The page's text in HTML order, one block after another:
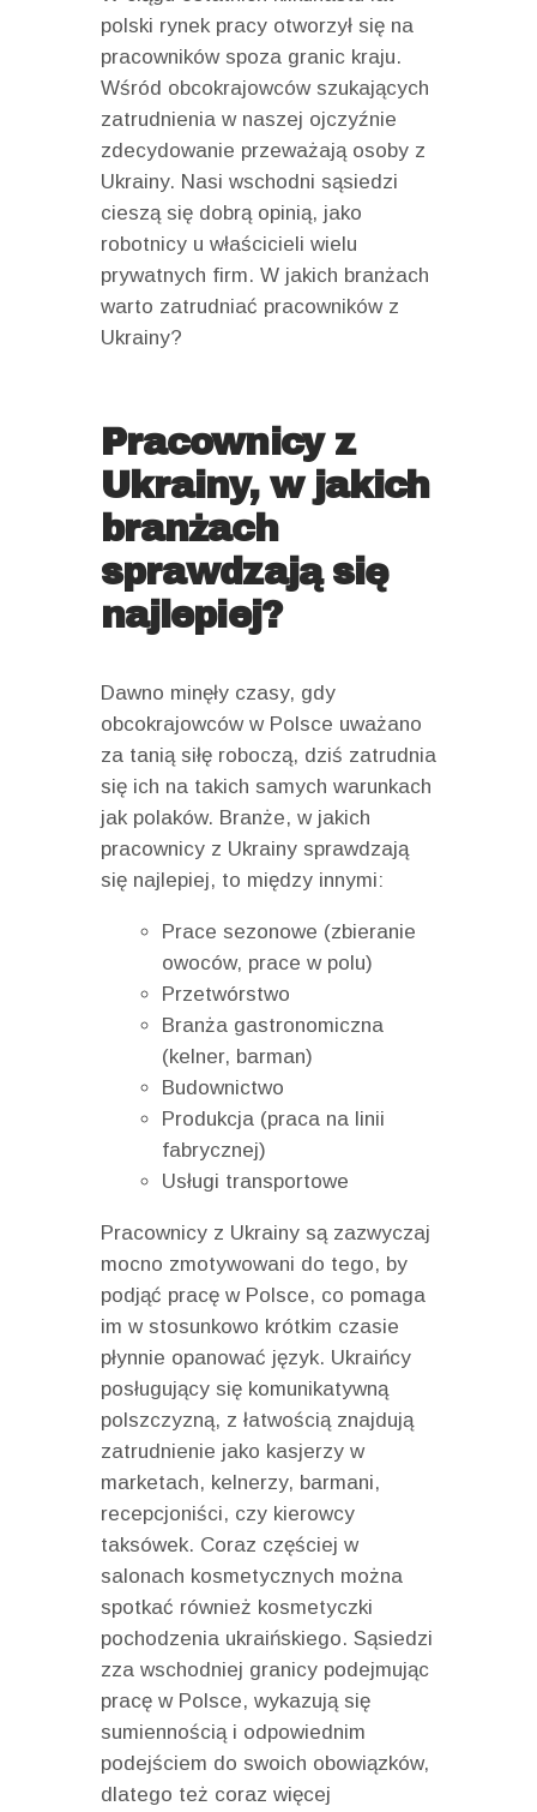
polski rynek pracy otworzył się na
pracowników spoza granic kraju.
Wśród obcokrajowców szukających
zatrudnienia w naszej ojczyźnie
zdecydowanie przeważają osoby z
Ukrainy. Nasi wschodni sąsiedzi
cieszą się dobrą opinią, jako
robotnicy u właścicieli wielu
prywatnych firm. W jakich branżach
warto zatrudniać pracowników z
Ukrainy?
Pracownicy z
Ukrainy, w jakich
branżach
sprawdzają się
najlepiej?
Dawno minęły czasy, gdy
obcokrajowców w Polsce uważano
za tanią siłę roboczą, dziś zatrudnia
się ich na takich samych warunkach
jak polaków. Branże, w jakich
pracownicy z Ukrainy sprawdzają
się najlepiej, to między innymi:
Prace sezonowe (zbieranie
owoców, prace w polu)
Przetwórstwo
Branża gastronomiczna
(kelner, barman)
Budownictwo
Produkcja (praca na linii
fabrycznej)
Usługi transportowe
Pracownicy z Ukrainy są zazwyczaj
mocno zmotywowani do tego, by
podjąć pracę w Polsce, co pomaga
im w stosunkowo krótkim czasie
płynnie opanować język. Ukraińcy
posługujący się komunikatywną
polszczyzną, z łatwością znajdują
zatrudnienie jako kasjerzy w
marketach, kelnerzy, barmani,
recepcjoniści, czy kierowcy
taksówek. Coraz częściej w
salonach kosmetycznych można
spotkać również kosmetyczki
pochodzenia ukraińskiego. Sąsiedzi
zza wschodniej granicy podejmując
pracę w Polsce, wykazują się
sumiennością i odpowiednim
podejściem do swoich obowiązków,
dlatego też coraz więcej